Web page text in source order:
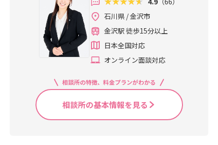
石川県 / 金沢市
金沢駅 徒歩15分以上
日本全国対応
オンライン面談対応
相談所の特徴、料金プランがわかる
相談所の基本情報を見る